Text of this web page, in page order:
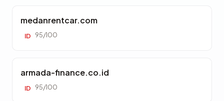
medanrentcar.com
ID 95/100
armada-finance.co.id
ID 95/100